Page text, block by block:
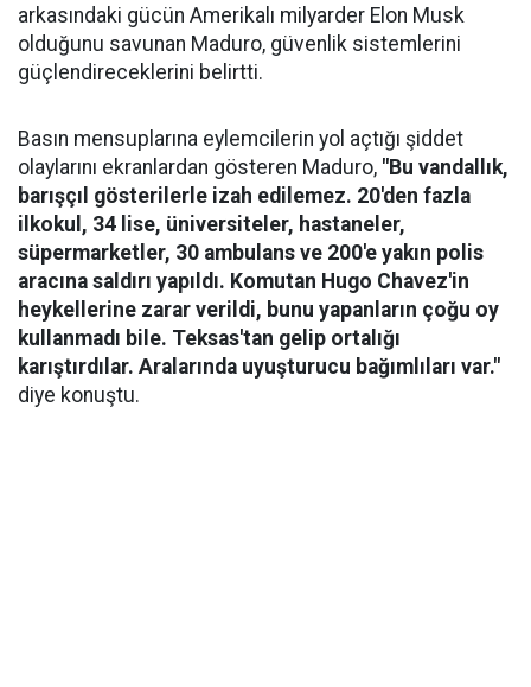
arkasındaki gücün Amerikalı milyarder Elon Musk
olduğunu savunan Maduro, güvenlik sistemlerini
güçlendireceklerini belirtti.
Basın mensuplarına eylemcilerin yol açtığı şiddet
olaylarını ekranlardan gösteren Maduro, "Bu vandallık,
barışçıl gösterilerle izah edilemez. 20'den fazla
ilkokul, 34 lise, üniversiteler, hastaneler,
süpermarketler, 30 ambulans ve 200'e yakın polis
aracına saldırı yapıldı. Komutan Hugo Chavez'in
heykellerine zarar verildi, bunu yapanların çoğu oy
kullanmadı bile. Teksas'tan gelip ortalığı
karıştırdılar. Aralarında uyuşturucu bağımlıları var."
diye konuştu.